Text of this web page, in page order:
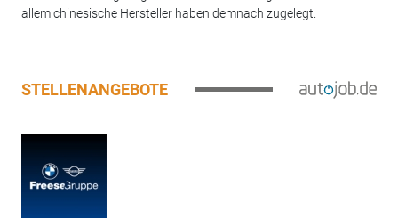
allem chinesische Hersteller haben demnach zugelegt.
STELLENANGEBOTE